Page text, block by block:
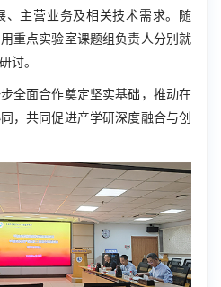
、主营业务及相关技术需求。随
重点实验室课题组负责人分别就
讨。
全面合作奠定坚实基础，推动在
，共同促进产学研深度融合与创